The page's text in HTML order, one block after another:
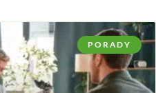
PORADY